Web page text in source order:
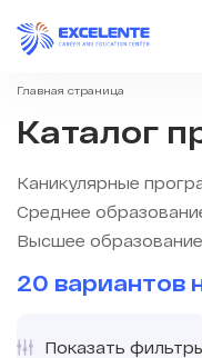
Главная страница
Каталог
Каникулярные
Среднее
Высшее образование
20 вариантов
Показать